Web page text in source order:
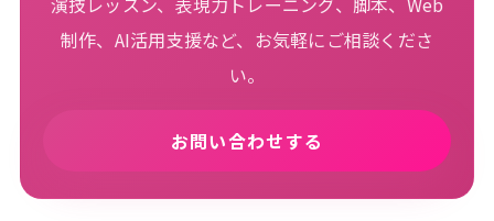
制作、AI活用支援など、お気軽にご相談くださ
い。
お問い合わせする